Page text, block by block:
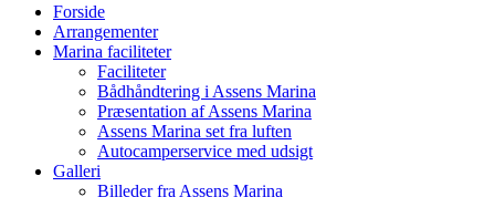
Forside
Arrangementer
Marina faciliteter
Faciliteter
Bådhåndtering i Assens Marina
Præsentation af Assens Marina
Assens Marina set fra luften
Autocamperservice med udsigt
Galleri
Billeder fra Assens Marina